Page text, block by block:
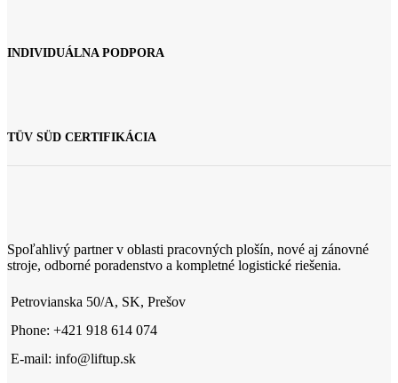
INDIVIDUÁLNA PODPORA
TÜV SÜD CERTIFIKÁCIA
Spoľahlivý partner v oblasti pracovných plošín, nové aj zánovné
stroje, odborné poradenstvo a kompletné logistické riešenia.
Petrovianska 50/A, SK, Prešov
Phone: +421 918 614 074
E-mail: info@liftup.sk